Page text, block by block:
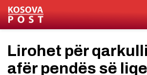
Lirohet për
afër pendës së